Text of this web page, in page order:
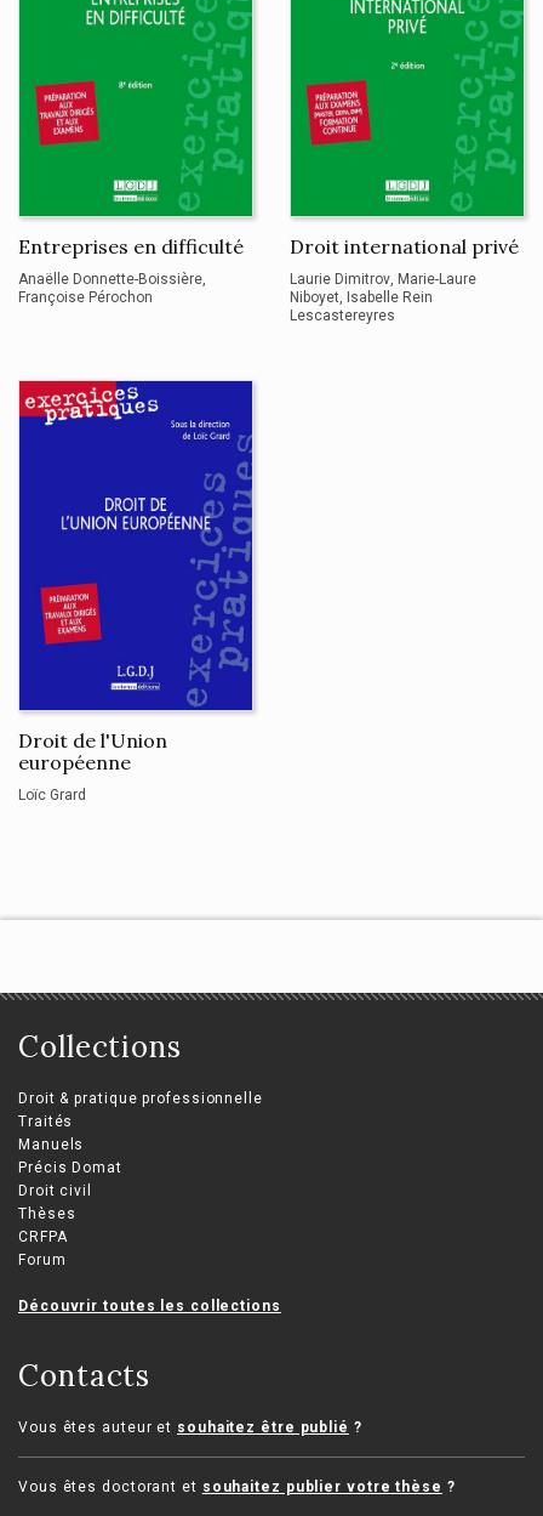
Entreprises en difficulté
Anaëlle Donnette-Boissière
Françoise Pérochon
Droit international privé
Laurie Dimitrov Marie-Laure
Niboyet
Isabelle Rein
Lescastereyres
Droit de l'Union
européenne
Loïc Grard
Collections
Droit & pratique professionnelle
Traités
Manuels
Précis Domat
Droit civil
Thèses
CRFPA
Forum
Découvrir toutes les collections
Contacts
Vous êtes auteur et souhaitez être publié ?
Vous êtes doctorant et souhaitez publier votre thèse ?